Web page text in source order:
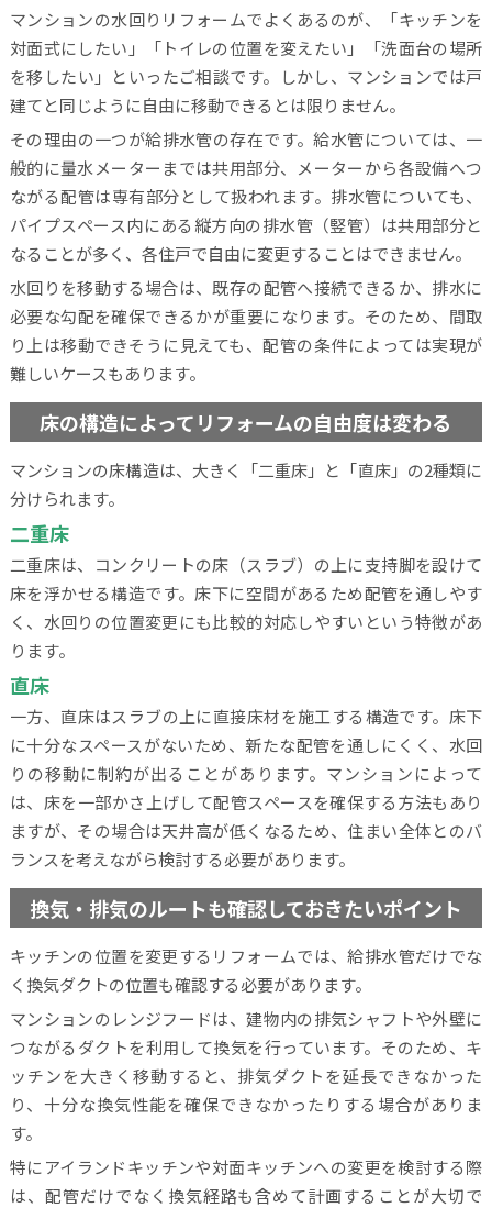
マンションの水回りリフォームでよくあるのが、「キッチンを
対面式にしたい」「トイレの位置を変えたい」「洗面台の場所
を移したい」といったご相談です。しかし、マンションでは戸
建てと同じように自由に移動できるとは限りません。
その理由の一つが給排水管の存在です。給水管については、一
般的に量水メーターまでは共用部分、メーターから各設備へつ
ながる配管は専有部分として扱われます。排水管についても、
パイプスペース内にある縦方向の排水管（竪管）は共用部分と
なることが多く、各住戸で自由に変更することはできません。
水回りを移動する場合は、既存の配管へ接続できるか、排水に
必要な勾配を確保できるかが重要になります。そのため、間取
り上は移動できそうに見えても、配管の条件によっては実現が
難しいケースもあります。
床の構造によってリフォームの自由度は変わる
マンションの床構造は、大きく「二重床」と「直床」の2種類に
分けられます。
二重床
二重床は、コンクリートの床（スラブ）の上に支持脚を設けて
床を浮かせる構造です。床下に空間があるため配管を通しやす
く、水回りの位置変更にも比較的対応しやすいという特徴があ
ります。
直床
一方、直床はスラブの上に直接床材を施工する構造です。床下
に十分なスペースがないため、新たな配管を通しにくく、水回
りの移動に制約が出ることがあります。マンションによって
は、床を一部かさ上げして配管スペースを確保する方法もあり
ますが、その場合は天井高が低くなるため、住まい全体とのバ
ランスを考えながら検討する必要があります。
換気・排気のルートも確認しておきたいポイント
キッチンの位置を変更するリフォームでは、給排水管だけでな
く換気ダクトの位置も確認する必要があります。
マンションのレンジフードは、建物内の排気シャフトや外壁に
つながるダクトを利用して換気を行っています。そのため、キ
ッチンを大きく移動すると、排気ダクトを延長できなかった
り、十分な換気性能を確保できなかったりする場合がありま
す。
特にアイランドキッチンや対面キッチンへの変更を検討する際
は、配管だけでなく換気経路も含めて計画することが大切で